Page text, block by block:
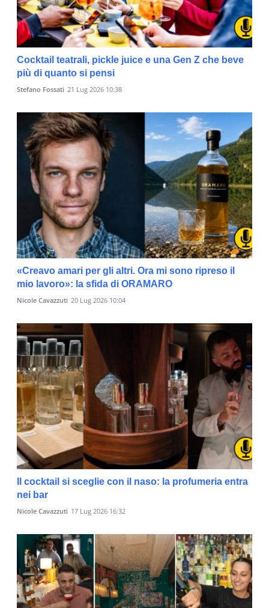
Cocktail teatrali, pickle juice e una Gen Z che beve
più di quanto si pensi
Stefano Fossati 21 Lug 2026 10:38
«Creavo amari per gli altri. Ora mi sono ripreso il
mio lavoro»: la sfida di ORAMARO
Nicole Cavazzuti 20 Lug 2026 10:04
Il cocktail si sceglie con il naso: la profumeria entra
nei bar
Nicole Cavazzuti 17 Lug 2026 16:32